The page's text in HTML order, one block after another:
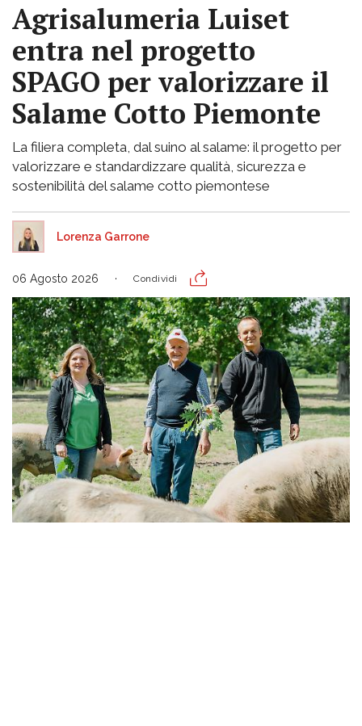
Agrisalumeria Luiset
entra nel progetto
SPAGO per valorizzare il
Salame Cotto Piemonte
La filiera completa, dal suino al salame: il progetto per
valorizzare e standardizzare qualità, sicurezza e
sostenibilità del salame cotto piemontese
Lorenza Garrone
06 Agosto 2026 Condividi